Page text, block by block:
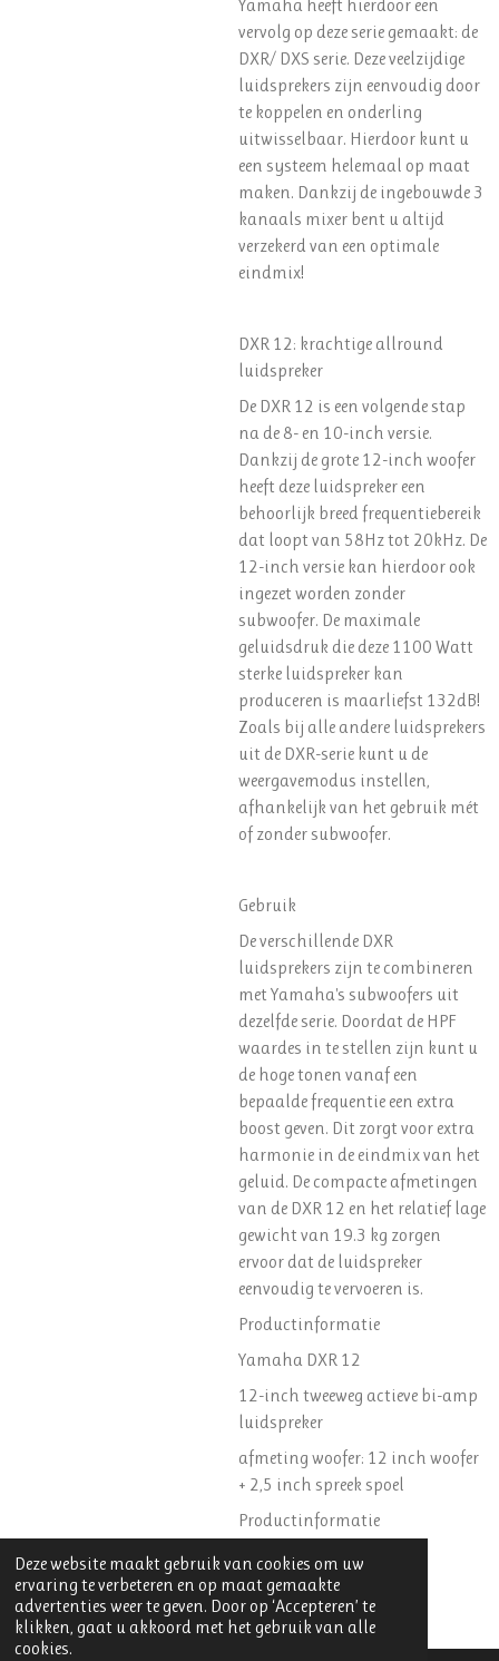
Deze website maakt gebruik van cookies om uw
ervaring te verbeteren en op maat gemaakte
advertenties weer te geven. Door op ‘Accepteren’ te
klikken, gaat u akkoord met het gebruik van alle
cookies.
Yamaha heeft hierdoor een
vervolg op deze serie gemaakt: de
DXR/ DXS serie. Deze veelzijdige
luidsprekers zijn eenvoudig door
te koppelen en onderling
uitwisselbaar. Hierdoor kunt u
een systeem helemaal op maat
maken. Dankzij de ingebouwde 3
kanaals mixer bent u altijd
verzekerd van een optimale
eindmix!
DXR 12: krachtige allround
luidspreker
De DXR 12 is een volgende stap
na de 8- en 10-inch versie.
Dankzij de grote 12-inch woofer
heeft deze luidspreker een
behoorlijk breed frequentiebereik
dat loopt van 58Hz tot 20kHz. De
12-inch versie kan hierdoor ook
ingezet worden zonder
subwoofer. De maximale
geluidsdruk die deze 1100 Watt
sterke luidspreker kan
produceren is maarliefst 132dB!
Zoals bij alle andere luidsprekers
uit de DXR-serie kunt u de
weergavemodus instellen,
afhankelijk van het gebruik mét
of zonder subwoofer.
Gebruik
De verschillende DXR
luidsprekers zijn te combineren
met Yamaha's subwoofers uit
dezelfde serie. Doordat de HPF
waardes in te stellen zijn kunt u
de hoge tonen vanaf een
bepaalde frequentie een extra
boost geven. Dit zorgt voor extra
harmonie in de eindmix van het
geluid. De compacte afmetingen
van de DXR 12 en het relatief lage
gewicht van 19.3 kg zorgen
ervoor dat de luidspreker
eenvoudig te vervoeren is.
Productinformatie
Yamaha DXR 12
12-inch tweeweg actieve bi-amp
luidspreker
afmeting woofer: 12 inch woofer
+ 2,5 inch spreek spoel
Productinformatie
Yamaha DXR 12 actieve
luidspreker
Algemeen
Van producent Yamaha is